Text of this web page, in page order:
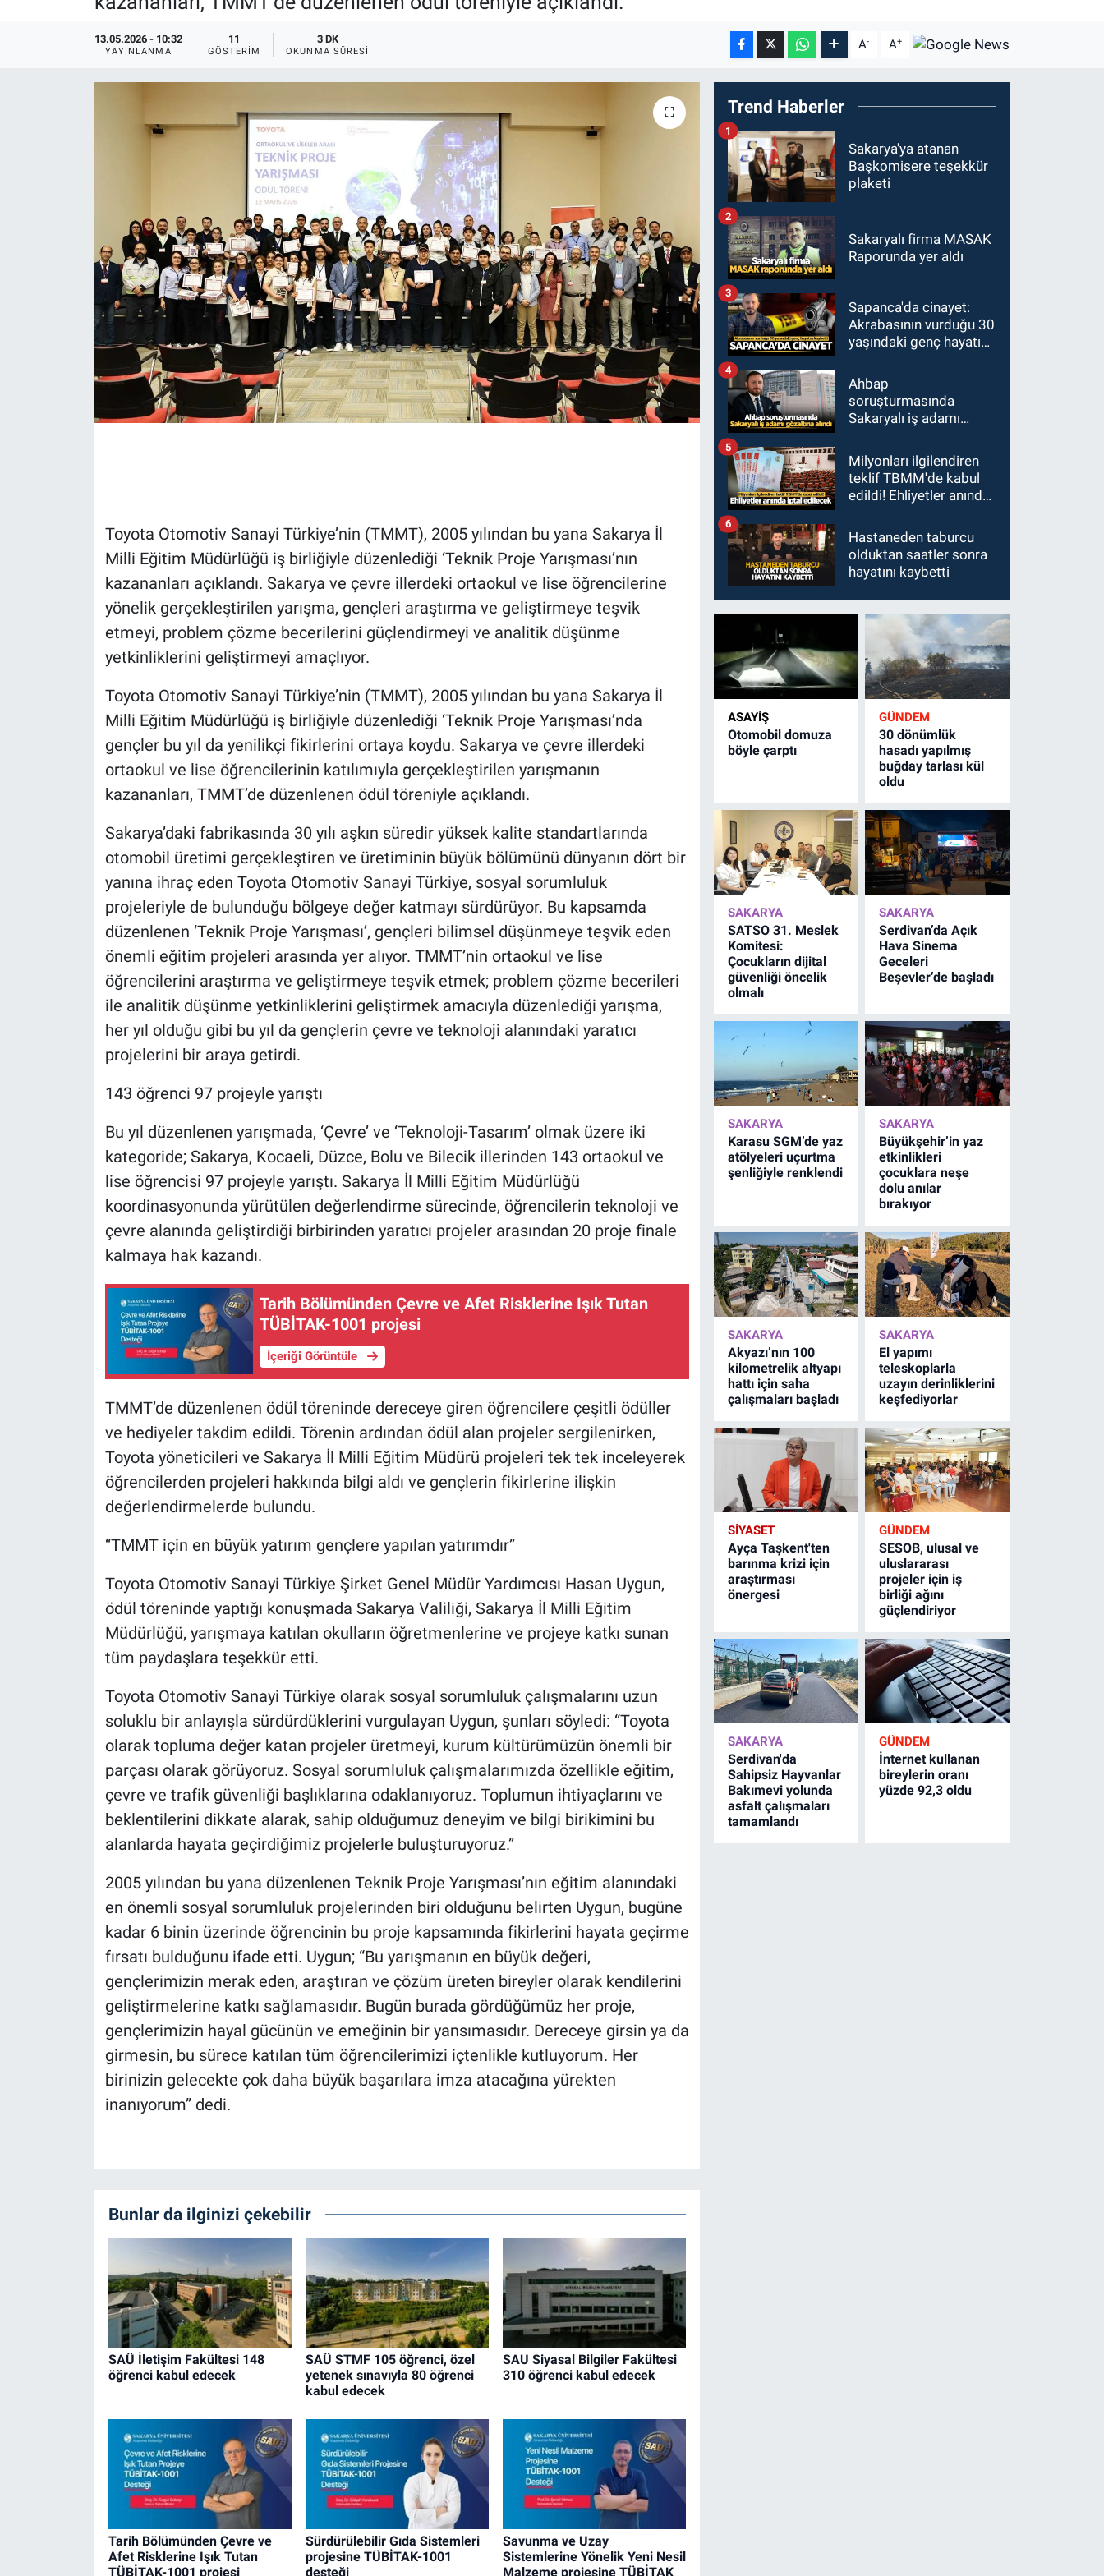
13.05.2026 - 10:32
YAYINLANMA
11
GÖSTERIM
3 DK
OKUNMA SÜRESI A- A+
Toyota Otomotiv Sanayi Türkiye’nin (TMMT), 2005 yılından bu yana Sakarya İl
Milli Eğitim Müdürlüğü iş birliğiyle düzenlediği ‘Teknik Proje Yarışması’nın
kazananları açıklandı. Sakarya ve çevre illerdeki ortaokul ve lise öğrencilerine
yönelik gerçekleştirilen yarışma, gençleri araştırma ve geliştirmeye teşvik
etmeyi, problem çözme becerilerini güçlendirmeyi ve analitik düşünme
yetkinliklerini geliştirmeyi amaçlıyor.
Toyota Otomotiv Sanayi Türkiye’nin (TMMT), 2005 yılından bu yana Sakarya İl
Milli Eğitim Müdürlüğü iş birliğiyle düzenlediği ‘Teknik Proje Yarışması’nda
gençler bu yıl da yenilikçi fikirlerini ortaya koydu. Sakarya ve çevre illerdeki
ortaokul ve lise öğrencilerinin katılımıyla gerçekleştirilen yarışmanın
kazananları, TMMT’de düzenlenen ödül töreniyle açıklandı.
Sakarya’daki fabrikasında 30 yılı aşkın süredir yüksek kalite standartlarında
otomobil üretimi gerçekleştiren ve üretiminin büyük bölümünü dünyanın dört bir
yanına ihraç eden Toyota Otomotiv Sanayi Türkiye, sosyal sorumluluk
projeleriyle de bulunduğu bölgeye değer katmayı sürdürüyor. Bu kapsamda
düzenlenen ‘Teknik Proje Yarışması’, gençleri bilimsel düşünmeye teşvik eden
önemli eğitim projeleri arasında yer alıyor. TMMT’nin ortaokul ve lise
öğrencilerini araştırma ve geliştirmeye teşvik etmek; problem çözme becerileri
ile analitik düşünme yetkinliklerini geliştirmek amacıyla düzenlediği yarışma,
her yıl olduğu gibi bu yıl da gençlerin çevre ve teknoloji alanındaki yaratıcı
projelerini bir araya getirdi.
143 öğrenci 97 projeyle yarıştı
Bu yıl düzenlenen yarışmada, ‘Çevre’ ve ‘Teknoloji-Tasarım’ olmak üzere iki
kategoride; Sakarya, Kocaeli, Düzce, Bolu ve Bilecik illerinden 143 ortaokul ve
lise öğrencisi 97 projeyle yarıştı. Sakarya İl Milli Eğitim Müdürlüğü
koordinasyonunda yürütülen değerlendirme sürecinde, öğrencilerin teknoloji ve
çevre alanında geliştirdiği birbirinden yaratıcı projeler arasından 20 proje finale
kalmaya hak kazandı.
Tarih Bölümünden Çevre ve Afet Risklerine Işık Tutan
TÜBİTAK-1001 projesi
İçeriği Görüntüle
TMMT’de düzenlenen ödül töreninde dereceye giren öğrencilere çeşitli ödüller
ve hediyeler takdim edildi. Törenin ardından ödül alan projeler sergilenirken,
Toyota yöneticileri ve Sakarya İl Milli Eğitim Müdürü projeleri tek tek inceleyerek
öğrencilerden projeleri hakkında bilgi aldı ve gençlerin fikirlerine ilişkin
değerlendirmelerde bulundu.
“TMMT için en büyük yatırım gençlere yapılan yatırımdır”
Toyota Otomotiv Sanayi Türkiye Şirket Genel Müdür Yardımcısı Hasan Uygun,
ödül töreninde yaptığı konuşmada Sakarya Valiliği, Sakarya İl Milli Eğitim
Müdürlüğü, yarışmaya katılan okulların öğretmenlerine ve projeye katkı sunan
tüm paydaşlara teşekkür etti.
Toyota Otomotiv Sanayi Türkiye olarak sosyal sorumluluk çalışmalarını uzun
soluklu bir anlayışla sürdürdüklerini vurgulayan Uygun, şunları söyledi: “Toyota
olarak topluma değer katan projeler üretmeyi, kurum kültürümüzün önemli bir
parçası olarak görüyoruz. Sosyal sorumluluk çalışmalarımızda özellikle eğitim,
çevre ve trafik güvenliği başlıklarına odaklanıyoruz. Toplumun ihtiyaçlarını ve
beklentilerini dikkate alarak, sahip olduğumuz deneyim ve bilgi birikimini bu
alanlarda hayata geçirdiğimiz projelerle buluşturuyoruz.”
2005 yılından bu yana düzenlenen Teknik Proje Yarışması’nın eğitim alanındaki
en önemli sosyal sorumluluk projelerinden biri olduğunu belirten Uygun, bugüne
kadar 6 binin üzerinde öğrencinin bu proje kapsamında fikirlerini hayata geçirme
fırsatı bulduğunu ifade etti. Uygun; “Bu yarışmanın en büyük değeri,
gençlerimizin merak eden, araştıran ve çözüm üreten bireyler olarak kendilerini
geliştirmelerine katkı sağlamasıdır. Bugün burada gördüğümüz her proje,
gençlerimizin hayal gücünün ve emeğinin bir yansımasıdır. Dereceye girsin ya da
girmesin, bu sürece katılan tüm öğrencilerimizi içtenlikle kutluyorum. Her
birinizin gelecekte çok daha büyük başarılara imza atacağına yürekten
inanıyorum” dedi.
Bunlar da ilginizi çekebilir
SAÜ İletişim Fakültesi 148
öğrenci kabul edecek
SAÜ STMF 105 öğrenci, özel
yetenek sınavıyla 80 öğrenci
kabul edecek
SAU Siyasal Bilgiler Fakültesi
310 öğrenci kabul edecek
Tarih Bölümünden Çevre ve
Afet Risklerine Işık Tutan
TÜBİTAK-1001 projesi
Sürdürülebilir Gıda Sistemleri
projesine TÜBİTAK-1001
desteği
Savunma ve Uzay
Sistemlerine Yönelik Yeni Nesil
Malzeme projesine TÜBİTAK
Trend Haberler
Sakarya'ya atanan
Başkomisere teşekkür
plaketi
1
Sakaryalı firma MASAK
Raporunda yer aldı
2
Sapanca'da cinayet:
Akrabasının vurduğu 30
yaşındaki genç hayatını
3
Ahbap
soruşturmasında
Sakaryalı iş adamı
4
Milyonları ilgilendiren
teklif TBMM'de kabul
edildi! Ehliyetler anında
5
Hastaneden taburcu
olduktan saatler sonra
hayatını kaybetti
6
ASAYİŞ
Otomobil domuza
böyle çarptı
GÜNDEM
30 dönümlük
hasadı yapılmış
buğday tarlası kül
oldu
SAKARYA
SATSO 31. Meslek
Komitesi:
Çocukların dijital
güvenliği öncelik
olmalı
SAKARYA
Serdivan’da Açık
Hava Sinema
Geceleri
Beşevler’de başladı
SAKARYA
Karasu SGM’de yaz
atölyeleri uçurtma
şenliğiyle renklendi
SAKARYA
Büyükşehir’in yaz
etkinlikleri
çocuklara neşe
dolu anılar
bırakıyor
SAKARYA
Akyazı’nın 100
kilometrelik altyapı
hattı için saha
çalışmaları başladı
SAKARYA
El yapımı
teleskoplarla
uzayın derinliklerini
keşfediyorlar
SİYASET
Ayça Taşkent'ten
barınma krizi için
araştırması
önergesi
GÜNDEM
SESOB, ulusal ve
uluslararası
projeler için iş
birliği ağını
güçlendiriyor
SAKARYA
Serdivan'da
Sahipsiz Hayvanlar
Bakımevi yolunda
asfalt çalışmaları
tamamlandı
GÜNDEM
İnternet kullanan
bireylerin oranı
yüzde 92,3 oldu